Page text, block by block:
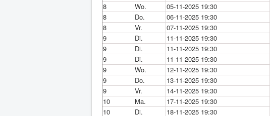
8
Wo. 05-11-2025 19:30
8
Do. 06-11-2025 19:30
8
Vr. 07-11-2025 19:30
9
Di. 11-11-2025 19:30
9
Di. 11-11-2025 19:30
9
Di. 11-11-2025 19:30
9
Wo. 12-11-2025 19:30
9
Do. 13-11-2025 19:30
9
Vr. 14-11-2025 19:30
10
Ma. 17-11-2025 19:30
10
Di. 18-11-2025 19:30